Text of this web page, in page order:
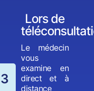
3
Lors de
Le médecin
vous
examine en
direct et à
distance